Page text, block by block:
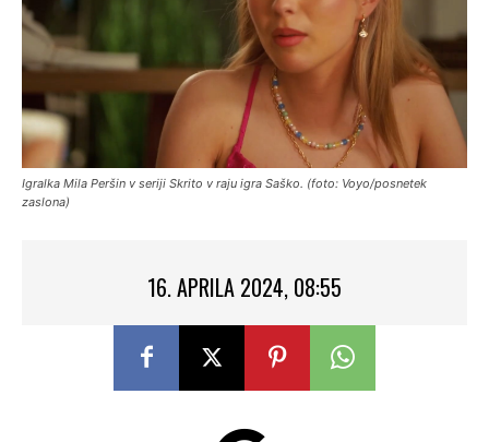
Igralka Mila Peršin v seriji Skrito v raju igra Saško. (foto: Voyo/posnetek
zaslona)
16. APRILA 2024, 08:55